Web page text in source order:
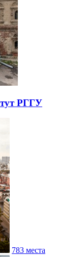
РГГУ
783 места